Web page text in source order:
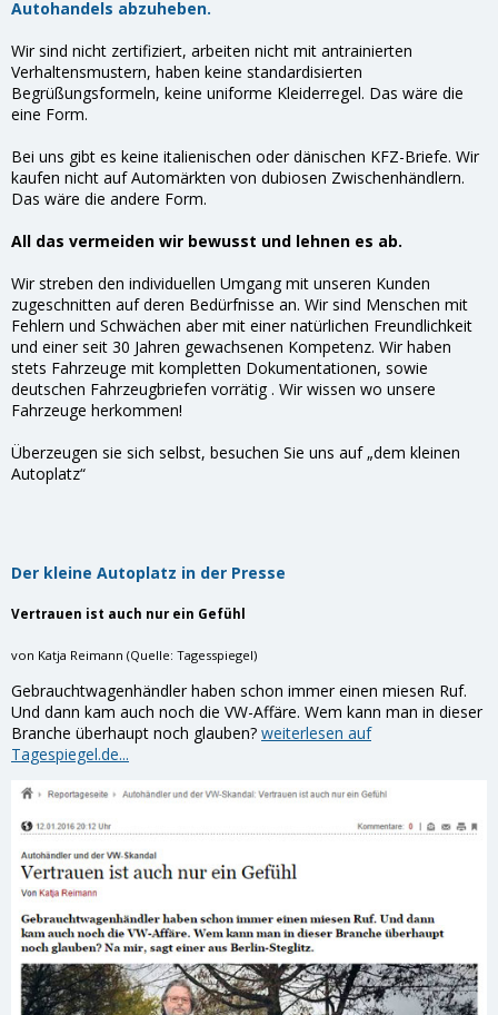
Autohandels abzuheben.
Wir sind nicht zertifiziert, arbeiten nicht mit antrainierten
Verhaltensmustern, haben keine standardisierten
Begrüßungsformeln, keine uniforme Kleiderregel. Das wäre die
eine Form.
Bei uns gibt es keine italienischen oder dänischen KFZ-Briefe. Wir
kaufen nicht auf Automärkten von dubiosen Zwischenhändlern.
Das wäre die andere Form.
All das vermeiden wir bewusst und lehnen es ab.
Wir streben den individuellen Umgang mit unseren Kunden
zugeschnitten auf deren Bedürfnisse an. Wir sind Menschen mit
Fehlern und Schwächen aber mit einer natürlichen Freundlichkeit
und einer seit 30 Jahren gewachsenen Kompetenz. Wir haben
stets Fahrzeuge mit kompletten Dokumentationen, sowie
deutschen Fahrzeugbriefen vorrätig . Wir wissen wo unsere
Fahrzeuge herkommen!
Überzeugen sie sich selbst, besuchen Sie uns auf „dem kleinen
Autoplatz“
Der kleine Autoplatz in der Presse
Vertrauen ist auch nur ein Gefühl
von Katja Reimann (Quelle: Tagesspiegel)
Gebrauchtwagenhändler haben schon immer einen miesen Ruf.
Und dann kam auch noch die VW-Affäre. Wem kann man in dieser
Branche überhaupt noch glauben? weiterlesen auf
Tagespiegel.de...